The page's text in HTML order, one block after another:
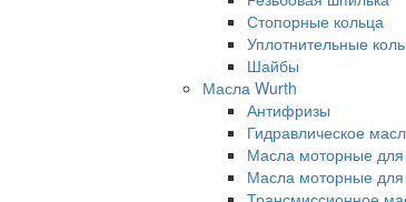
Стопорные кольца
Уплотнительные
Шайбы
Масла Wurth
Антифризы
Гидравлическое
Масла моторные для
Масла моторные для